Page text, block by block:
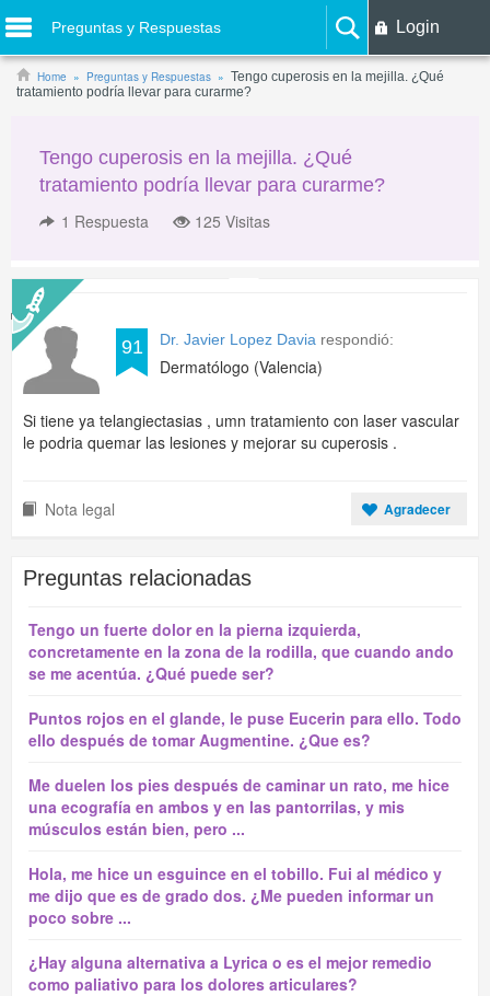
Preguntas y Respuestas Login
Home Preguntas y Respuestas
Tengo cuperosis en la mejilla. ¿Qué
tratamiento podría llevar para curarme?
Tengo cuperosis en la mejilla. ¿Qué
tratamiento podría llevar para curarme?
1 Respuesta 125 Visitas
91 Dr. Javier Lopez Davia respondió:
Dermatólogo (Valencia)
Si tiene ya telangiectasias , umn tratamiento con laser vascular
le podria quemar las lesiones y mejorar su cuperosis .
Nota legal Agradecer
Preguntas relacionadas
Tengo un fuerte dolor en la pierna izquierda,
concretamente en la zona de la rodilla, que cuando ando
se me acentúa. ¿Qué puede ser?
Puntos rojos en el glande, le puse Eucerin para ello. Todo
ello después de tomar Augmentine. ¿Que es?
Me duelen los pies después de caminar un rato, me hice
una ecografía en ambos y en las pantorrilas, y mis
músculos están bien, pero ...
Hola, me hice un esguince en el tobillo. Fui al médico y
me dijo que es de grado dos. ¿Me pueden informar un
poco sobre ...
¿Hay alguna alternativa a Lyrica o es el mejor remedio
como paliativo para los dolores articulares?